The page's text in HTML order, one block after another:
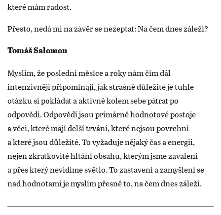
které mám radost.
Přesto, nedá mi na závěr se nezeptat: Na čem dnes záleží?
Tomáš Salomon
Myslím, že poslední měsíce a roky nám čím dál
intenzivněji připomínají, jak strašně důležité je tuhle
otázku si pokládat a aktivně kolem sebe pátrat po
odpovědi. Odpovědí jsou primárně hodnotové postoje
a věci, které mají delší trvání, které nejsou povrchní
a které jsou důležité. To vyžaduje nějaký čas a energii,
nejen zkratkovité hltání obsahu, kterým jsme zavaleni
a přes který nevidíme světlo. To zastavení a zamyšlení se
nad hodnotami je myslím přesně to, na čem dnes záleží.